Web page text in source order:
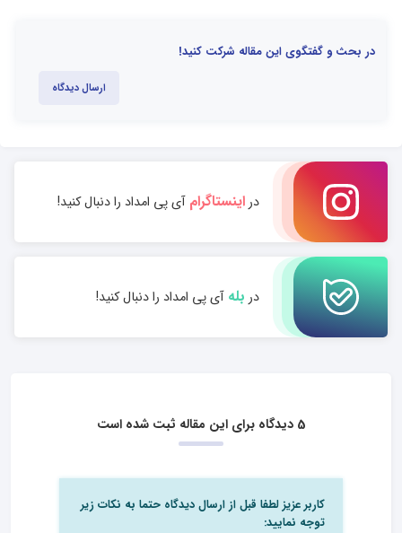
در بحث و گفتگوی این مقاله شرکت کنید!
ارسال دیدگاه
دراینستاگرامآی پی امداد را دنبال کنید!
در بلهآی پی امداد را دنبال کنید!
5 دیدگاه برای این مقاله ثبت شده است
کاربر عزیز لطفا قبل از ارسال دیدگاه حتما به نکات زیر
توجه نمایید: